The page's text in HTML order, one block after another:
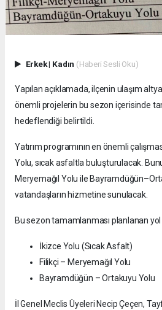
Erkek| Kadın (Haberi Sesli Oku)
Yapılan açıklamada, ilçenin ulaşım
önemli projelerin bu sezon içerisinde
hedeflendiği belirtildi.
Yatırım programının en önemli
Yolu, sıcak asfaltla buluşturulacak.
Meryemağıl Yolu ile
vatandaşların hizmetine sunulacak.
Bu sezon tamamlanması planlanan yol
İkizce Yolu (Sıcak Asfalt)
Filikçi – Meryemağıl Yolu
Bayramdüğün – Ortakuyu Yolu
İl Genel Meclis Üyeleri Necip Çeçen,